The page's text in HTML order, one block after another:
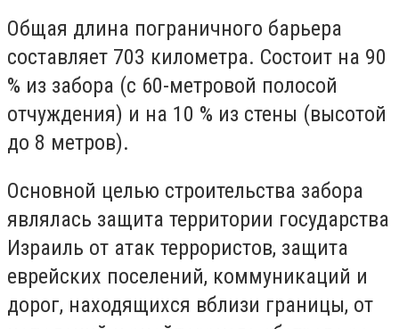
Общая длина пограничного барьера
составляет 703 километра. Состоит на 90
% из забора (с 60-метровой полосой
отчуждения) и на 10 % из стены (высотой
до 8 метров).
Основной целью строительства забора
являлась защита территории государства
Израиль от атак террористов, защита
еврейских поселений, коммуникаций и
дорог, находящихся вблизи границы, от